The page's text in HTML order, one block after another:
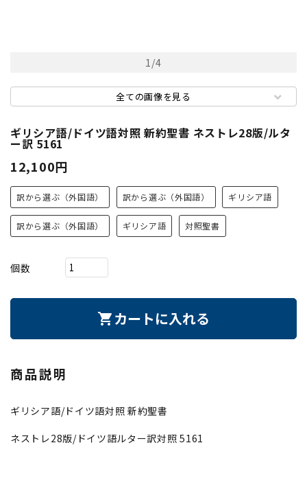
1/4
全ての画像を見る
ギリシア語/ドイツ語対照 新約聖書 ネストレ28版/ルタ
ー訳 5161
12,100円
訳から選ぶ（外国語） 訳から選ぶ（外国語） ギリシア語
訳から選ぶ（外国語） ギリシア語 対照聖書
個数
shopping_cart カートに入れる
商品説明
ギリシア語/ドイツ語対照 新約聖書
ネストレ28版/ドイツ語ルター訳対照 5161